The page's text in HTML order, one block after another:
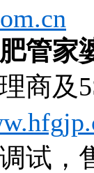
管家
商及
试，